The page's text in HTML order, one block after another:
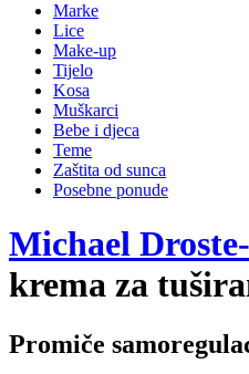
Marke
Lice
Make-up
Tijelo
Kosa
Muškarci
Bebe i djeca
Teme
Zaštita od sunca
Posebne ponude
Michael
krema za
Promiče